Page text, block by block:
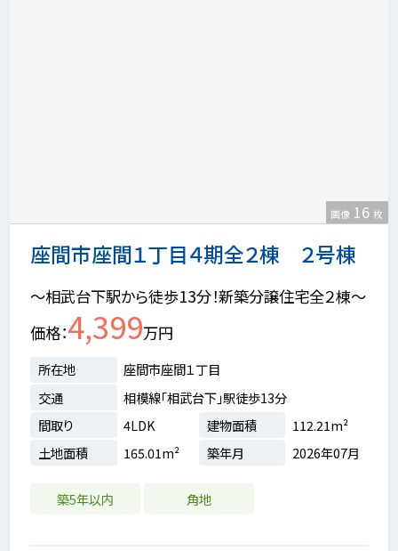
座間市座間１丁目４期全２棟 ２号棟
画像 16 枚
～相武台下駅から徒歩13分！新築分譲住宅全２棟～
価格 4,399万円
所在地
座間市座間１丁目
交通
相模線「相武台下」駅徒歩13分
間取り
4LDK 建物面積
112.21m²
土地面積
165.01m² 築年月 2026年07月
築5年以内 角地